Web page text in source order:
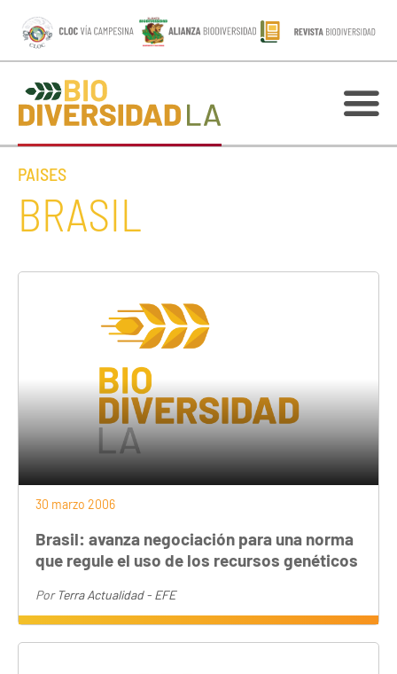
PAISES
BRASIL
30 marzo 2006
Brasil: avanza negociación para una norma
que regule el uso de los recursos genéticos
Por Terra Actualidad - EFE